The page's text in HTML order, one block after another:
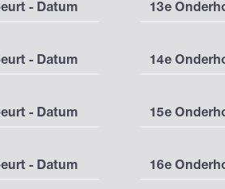
- Datum 13e
- Datum 14e
- Datum 15e
- Datum 16e